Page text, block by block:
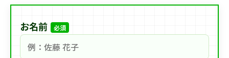
お名前 必須